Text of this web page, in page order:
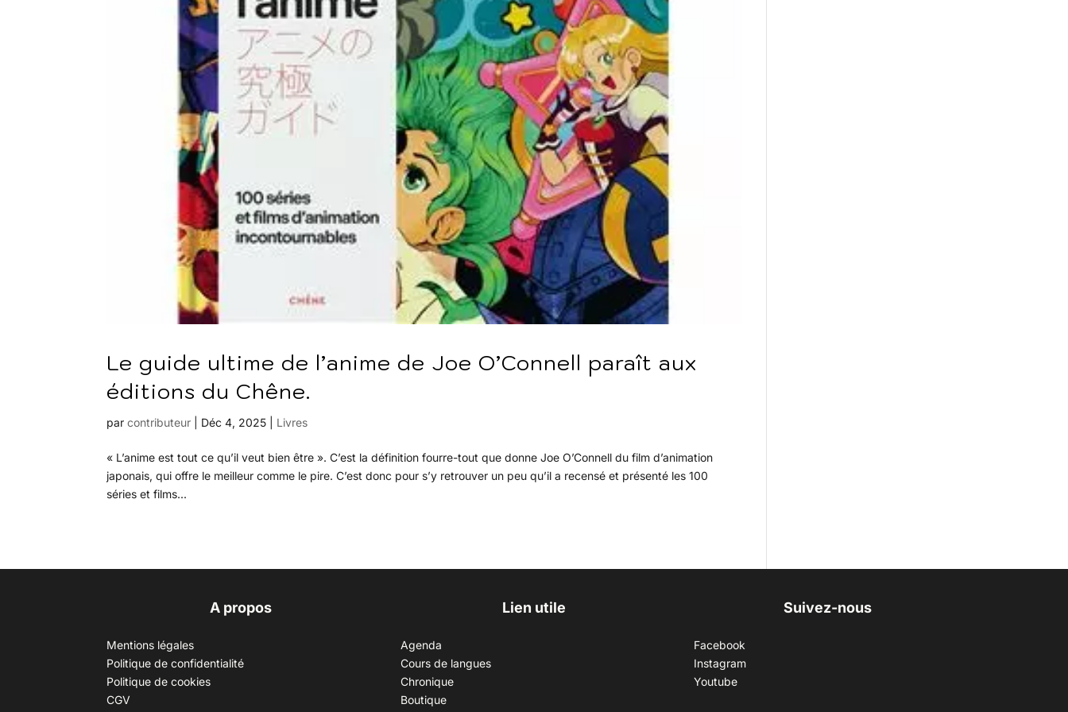
Le guide ultime de l’anime de Joe O’Connell paraît aux
éditions du Chêne.
parcontributeur Déc 4, 2025 Livres
« L’anime est tout ce qu’il veut bien être ». C’est la définition fourre-tout que donne Joe O’Connell du film d’animation
japonais, qui offre le meilleur comme le pire. C’est donc pour s’y retrouver un peu qu’il a recensé et présenté les 100
séries et films...
A propos
Mentions légales
Politique de confidentialité
Politique de cookies
CGV
Lien utile
Agenda
Cours de langues
Chronique
Boutique
Suivez-nous
Facebook
Instagram
Youtube